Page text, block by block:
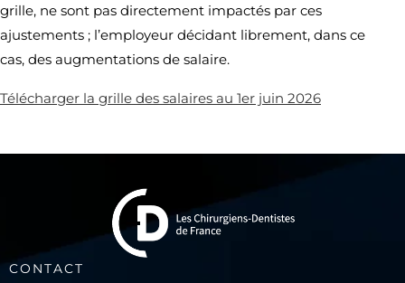
grille, ne sont pas directement impactés par ces
ajustements ; l’employeur décidant librement, dans ce
cas, des augmentations de salaire.
Télécharger la grille des salaires au 1er juin 2026
CONTACT